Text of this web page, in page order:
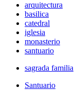
arquitectura
basilica
catedral
iglesia
monasterio
santuario
sagrada familia
Santuario